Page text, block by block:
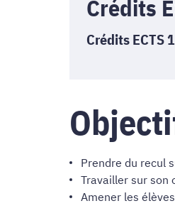
Crédits
Crédits ECTS
Prendre du recul
Travailler sur son
Amener les